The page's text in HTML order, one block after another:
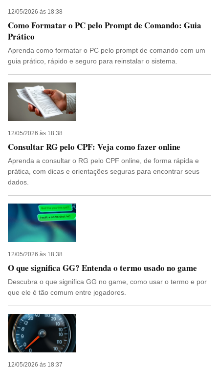
12/05/2026 às 18:38
Como Formatar o PC pelo Prompt de Comando: Guia
Prático
Aprenda como formatar o PC pelo prompt de comando com um
guia prático, rápido e seguro para reinstalar o sistema.
12/05/2026 às 18:38
Consultar RG pelo CPF: Veja como fazer online
Aprenda a consultar o RG pelo CPF online, de forma rápida e
prática, com dicas e orientações seguras para encontrar seus
dados.
12/05/2026 às 18:38
O que significa GG? Entenda o termo usado no game
Descubra o que significa GG no game, como usar o termo e por
que ele é tão comum entre jogadores.
12/05/2026 às 18:37